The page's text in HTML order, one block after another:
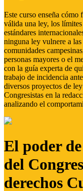
Este curso enseña cómo
válida una ley, los
estándares
ninguna ley vulnere a
comunidades
personas mayores o el
con la guía experta de
trabajo de incidencia
diversos proyectos de
Congresistas en la
analizando el
El poder
del
derechos